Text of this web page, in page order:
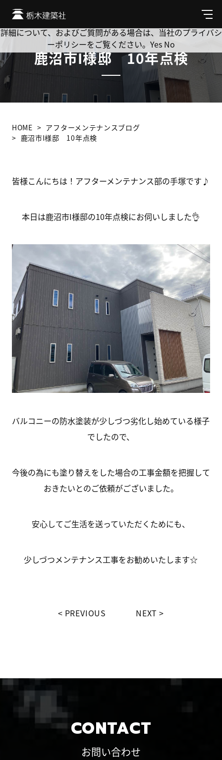
メ
ニ
ュ
鹿沼市I様邸 10年点検
HOME
アフターメンテナンスブログ
鹿沼市I様邸 10年点検
皆様こんにちは！アフターメンテナンス部の手塚です♪
本日は鹿沼市I様邸の10年点検にお伺いしました👌
バルコニーの防水塗装が少しづつ劣化し始めている様子
でしたので、
今後の為にも塗り替えをした場合の工事金額を把握して
おきたいとのご依頼がございました。
安心してご生活を送っていただくためにも、
少しづつメンテナンス工事をお勧めいたします☆
PREVIOUS NEXT
CONTACT
お問い合わせ
Cookie を使用して、お客様の活動を追跡してもよろしいです
か? 当社ではお客様のプライバシーを極めて重視しています。
詳細について、およびご質問がある場合は、当社のプライバシ
ーポリシーをご覧ください。 Yes No